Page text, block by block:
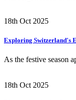
18th Oct 2025
Exploring Switzerland's
As the festive season
18th Oct 2025